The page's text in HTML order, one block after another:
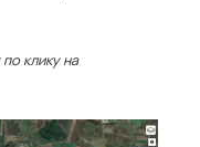
клику на